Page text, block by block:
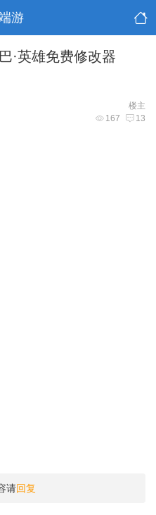
游
·英雄免费修改器
楼主
167 13
请回复